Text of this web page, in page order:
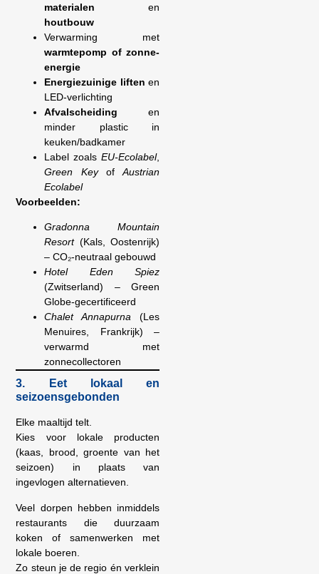
materialen en
houtbouw
Verwarming met
warmtepomp of zonne-
energie
Energiezuinige liften en
LED-verlichting
Afvalscheiding en
minder plastic in
keuken/badkamer
Label zoals EU-Ecolabel,
Green Keyof Austrian
Ecolabel
Voorbeelden:
Gradonna Mountain
Resort(Kals, Oostenrijk)
– CO₂-neutraal gebouwd
Hotel Eden Spiez
(Zwitserland) – Green
Globe-gecertificeerd
Chalet Annapurna (Les
Menuires, Frankrijk) –
verwarmd met
zonnecollectoren
3. Eet lokaal en
seizoensgebonden
Elke maaltijd telt.
Kies voor lokale producten
(kaas, brood, groente van het
seizoen) in plaats van
ingevlogen alternatieven.
Veel dorpen hebben inmiddels
restaurants die duurzaam
koken of samenwerken met
lokale boeren.
Zo steun je de regio én verklein